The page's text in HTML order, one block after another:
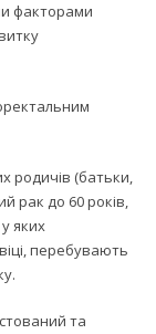
факторами
родичів (батьки,
рак до 60 років,
яких
перебувають
та